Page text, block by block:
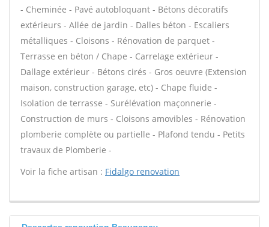
- Cheminée - Pavé autobloquant - Bétons décoratifs
extérieurs - Allée de jardin - Dalles béton - Escaliers
métalliques - Cloisons - Rénovation de parquet -
Terrasse en béton / Chape - Carrelage extérieur -
Dallage extérieur - Bétons cirés - Gros oeuvre (Extension
maison, construction garage, etc) - Chape fluide -
Isolation de terrasse - Surélévation maçonnerie -
Construction de murs - Cloisons amovibles - Rénovation
plomberie complète ou partielle - Plafond tendu - Petits
travaux de Plomberie -
Voir la fiche artisan : Fidalgo renovation